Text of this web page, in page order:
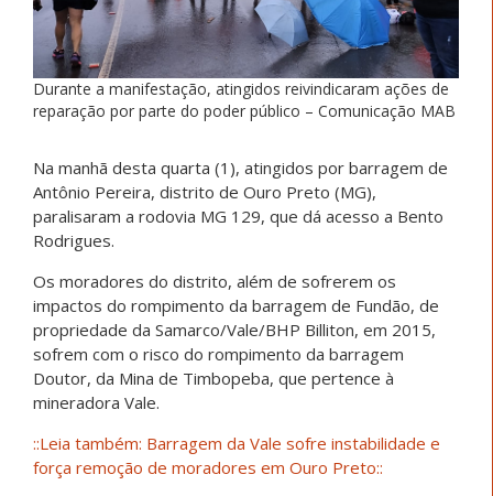
Durante a manifestação, atingidos reivindicaram ações de
reparação por parte do poder público – Comunicação MAB
Na manhã desta quarta (1), atingidos por barragem de
Antônio Pereira, distrito de Ouro Preto (MG),
paralisaram a rodovia MG 129, que dá acesso a Bento
Rodrigues.
Os moradores do distrito, além de sofrerem os
impactos do rompimento da barragem de Fundão, de
propriedade da Samarco/Vale/BHP Billiton, em 2015,
sofrem com o risco do rompimento da barragem
Doutor, da Mina de Timbopeba, que pertence à
mineradora Vale.
::Leia também: Barragem da Vale sofre instabilidade e
força remoção de moradores em Ouro Preto::